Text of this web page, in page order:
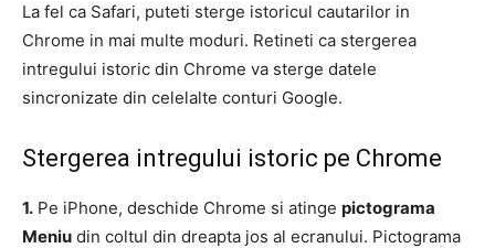
La fel ca Safari, puteti sterge istoricul cautarilor in
Chrome in mai multe moduri. Retineti ca stergerea
intregului istoric din Chrome va sterge datele
sincronizate din celelalte conturi Google.
Stergerea intregului istoric pe Chrome
1. Pe iPhone, deschide Chrome si atinge pictograma
Meniu din coltul din dreapta jos al ecranului. Pictograma